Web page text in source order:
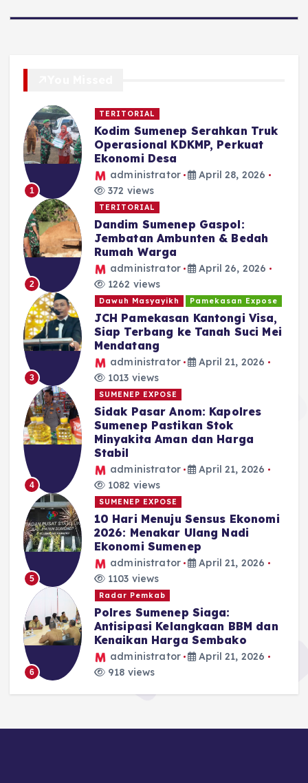
1
TERITORIAL
Kodim Sumenep Serahkan Truk
Operasional KDKMP, Perkuat
Ekonomi Desa
administrator
April 28, 2026
372 views
2
TERITORIAL
Dandim Sumenep Gaspol:
Jembatan Ambunten & Bedah
Rumah Warga
administrator
April 26, 2026
1262 views
3
Dawuh Masyayikh Pamekasan Expose
JCH Pamekasan Kantongi Visa,
Siap Terbang ke Tanah Suci Mei
Mendatang
administrator
April 21, 2026
1013 views
4
SUMENEP EXPOSE
Sidak Pasar Anom: Kapolres
Sumenep Pastikan Stok
Minyakita Aman dan Harga
Stabil
administrator
April 21, 2026
1082 views
5
SUMENEP EXPOSE
10 Hari Menuju Sensus Ekonomi
2026: Menakar Ulang Nadi
Ekonomi Sumenep
administrator
April 21, 2026
1103 views
6
Radar Pemkab
Polres Sumenep Siaga:
Antisipasi Kelangkaan BBM dan
Kenaikan Harga Sembako
administrator
April 21, 2026
918 views